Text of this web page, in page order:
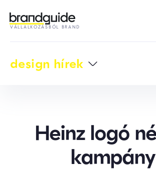
VÁLLALKOZÁSBÓL BRAND
design hírek
Heinz logó
kampány